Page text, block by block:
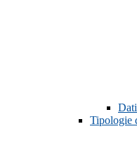
Tipologie